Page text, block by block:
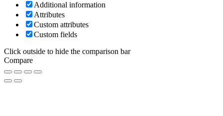
Additional information
Attributes
Custom attributes
Custom fields
Click outside to hide the comparison bar
Compare